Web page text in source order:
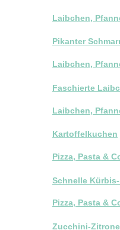
Laibchen,
Pikanter
Laibchen,
Faschierte
Laibchen,
Kartoffelkuchen
Pizza, Pasta &
Schnelle
Pizza, Pasta &
Zucchini-